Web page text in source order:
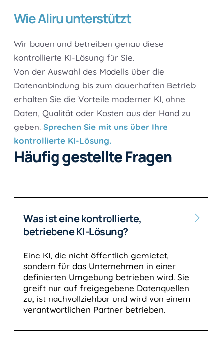
Wie Aliru unterstützt
Wir bauen und betreiben genau diese
kontrollierte KI-Lösung für Sie.
Von der Auswahl des Modells über die
Datenanbindung bis zum dauerhaften Betrieb
erhalten Sie die Vorteile moderner KI, ohne
Daten, Qualität oder Kosten aus der Hand zu
geben. Sprechen Sie mit uns über Ihre
kontrollierte KI-Lösung.
Häufig gestellte Fragen
Was ist eine kontrollierte,
betriebene KI-Lösung?
Eine KI, die nicht öffentlich gemietet,
sondern für das Unternehmen in einer
definierten Umgebung betrieben wird. Sie
greift nur auf freigegebene Datenquellen
zu, ist nachvollziehbar und wird von einem
verantwortlichen Partner betrieben.